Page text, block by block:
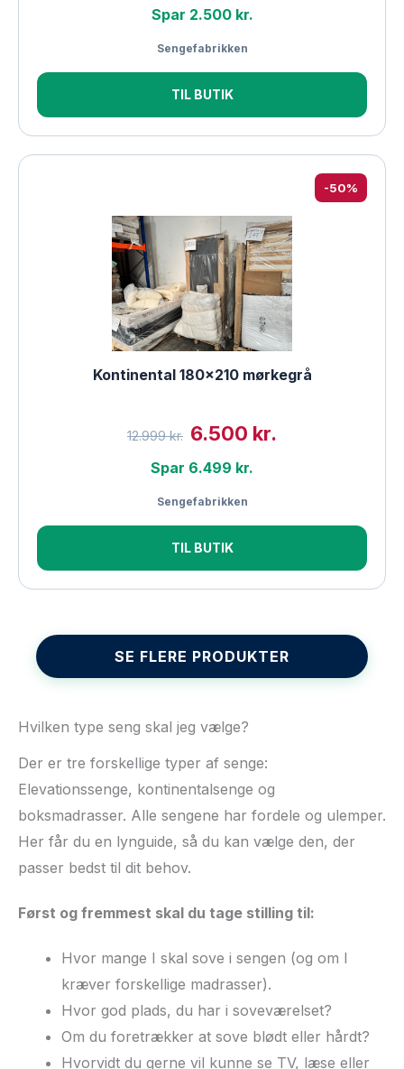
Spar 2.500 kr.
Sengefabrikken
TIL BUTIK
-50%
Kontinental 180×210 mørkegrå
12.999 kr. 6.500 kr.
Spar 6.499 kr.
Sengefabrikken
TIL BUTIK
SE FLERE PRODUKTER
Hvilken type seng skal jeg vælge?
Der er tre forskellige typer af senge:
Elevationssenge, kontinentalsenge og
boksmadrasser. Alle sengene har fordele og ulemper.
Her får du en lynguide, så du kan vælge den, der
passer bedst til dit behov.
Først og fremmest skal du tage stilling til:
Hvor mange I skal sove i sengen (og om I
kræver forskellige madrasser).
Hvor god plads, du har i soveværelset?
Om du foretrækker at sove blødt eller hårdt?
Hvorvidt du gerne vil kunne se TV, læse eller